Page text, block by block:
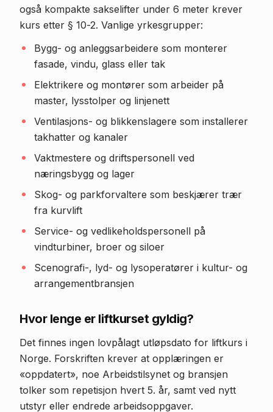
også kompakte sakselifter under 6 meter krever
kurs etter § 10-2. Vanlige yrkesgrupper:
Bygg- og anleggsarbeidere som monterer
fasade, vindu, glass eller tak
Elektrikere og montører som arbeider på
master, lysstolper og linjenett
Ventilasjons- og blikkenslagere som installerer
takhatter og kanaler
Vaktmestere og driftspersonell ved
næringsbygg og lager
Skog- og parkforvaltere som beskjærer trær
fra kurvlift
Service- og vedlikeholdspersonell på
vindturbiner, broer og siloer
Scenografi-, lyd- og lysoperatører i kultur- og
arrangementbransjen
Hvor lenge er liftkurset gyldig?
Det finnes ingen lovpålagt utløpsdato for liftkurs i
Norge. Forskriften krever at opplæringen er
«oppdatert», noe Arbeidstilsynet og bransjen
tolker som repetisjon hvert 5. år, samt ved nytt
utstyr eller endrede arbeidsoppgaver.